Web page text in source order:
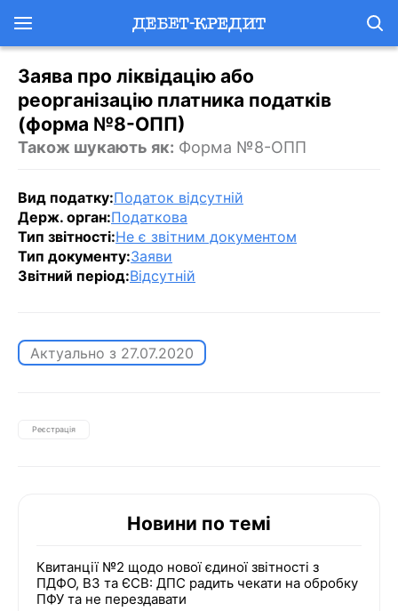
Заява про ліквідацію або
реорганізацію платника податків
(форма №8-ОПП)
Також шукають як: Форма №8-ОПП
Вид податку:Податок відсутній
Держ. орган:Податкова
Тип звітності:Не є звітним документом
Тип документу:Заяви
Звітний період:Відсутній
Актуально з 27.07.2020
Реєстрація
Новини по темі
Квитанції №2 щодо нової єдиної звітності з
ПДФО, ВЗ та ЄСВ: ДПС радить чекати на обробку
ПФУ та не перездавати